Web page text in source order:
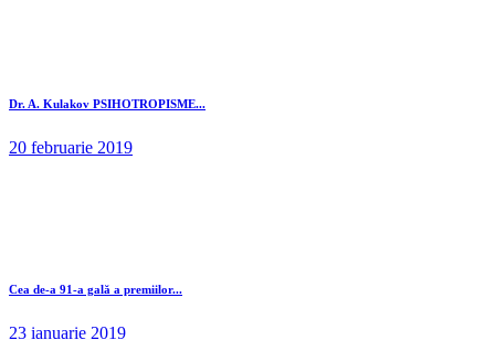
Dr. A. Kulakov PSIHOTROPISME...
20 februarie 2019
Cea de-a 91-a gală a premiilor...
23 ianuarie 2019